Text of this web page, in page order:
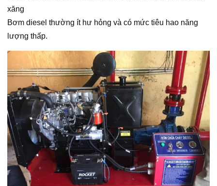
xăng
Bơm diesel thường ít hư hỏng và có mức tiêu hao năng
lượng thấp.